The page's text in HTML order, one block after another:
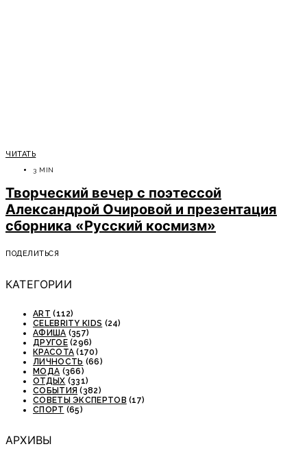
ЧИТАТЬ
3 MIN
Творческий вечер с поэтессой
Александрой Очировой и презентация
сборника «Русский космизм»
ПОДЕЛИТЬСЯ
КАТЕГОРИИ
ART (112)
CELEBRITY KIDS (24)
АФИША (357)
ДРУГОЕ(296)
КРАСОТА (170)
ЛИЧНОСТЬ (66)
МОДА (366)
ОТДЫХ (331)
СОБЫТИЯ (382)
СОВЕТЫ ЭКСПЕРТОВ (17)
СПОРТ (65)
АРХИВЫ